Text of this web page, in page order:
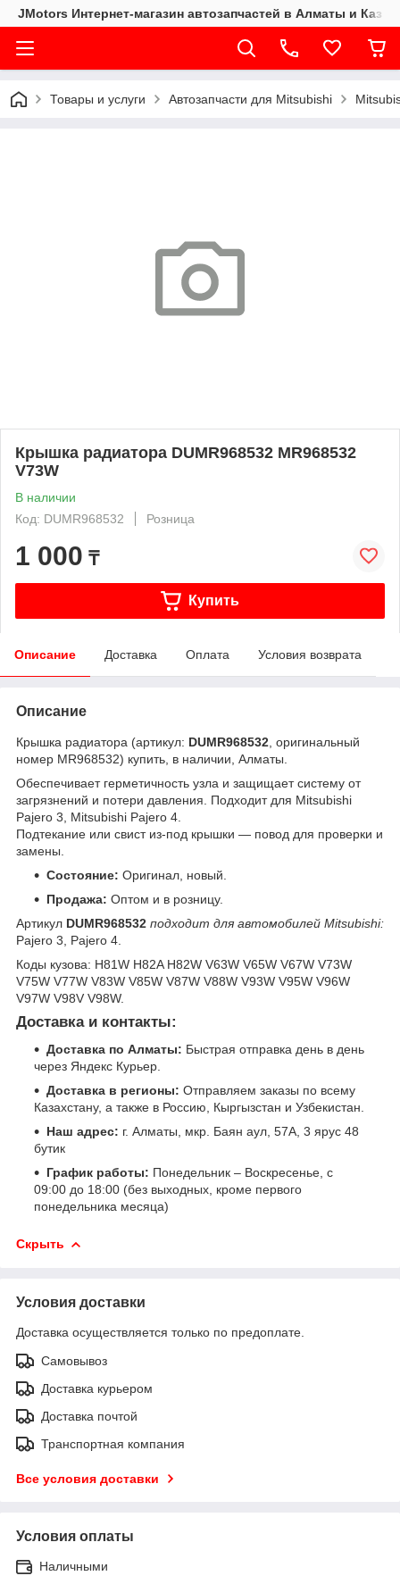
JMotors Интернет-магазин автозапчастей в Алматы и
Товары и услуги Автозапчасти для Mitsubishi
Крышка радиатора DUMR968532 MR968532
V73W
В наличии
Код: DUMR968532
Розница
1 000 ₸
Купить
Описание Доставка Оплата Условия возврата
Описание
Крышка радиатора (артикул: DUMR968532 , оригинальный
номер MR968532) купить, в наличии, Алматы.
Обеспечивает герметичность узла и защищает систему от
загрязнений и потери давления. Подходит для Mitsubishi
Pajero 3, Mitsubishi Pajero 4.
Подтекание или свист из-под крышки — повод для проверки и
замены.
Состояние: Оригинал, новый.
Продажа: Оптом и в розницу.
Артикул DUMR968532 подходит для автомобилей Mitsubishi:
Pajero 3, Pajero 4.
Коды кузова: H81W H82A H82W V63W V65W V67W V73W
V75W V77W V83W V85W V87W V88W V93W V95W V96W
V97W V98V V98W.
Доставка и контакты:
Доставка по Алматы: Быстрая отправка день в день
через Яндекс Курьер.
Доставка в регионы: Отправляем заказы по всему
Казахстану, а также в Россию, Кыргызстан и Узбекистан.
Наш адрес: г. Алматы, мкр. Баян аул, 57А, 3 ярус 48
бутик
График работы: Понедельник – Воскресенье, с
09:00 до 18:00 (без выходных, кроме первого
понедельника месяца)
Скрыть
Условия доставки
Доставка осуществляется только по предоплате.
Самовывоз
Доставка курьером
Доставка почтой
Транспортная компания
Все условия доставки
Условия оплаты
Наличными